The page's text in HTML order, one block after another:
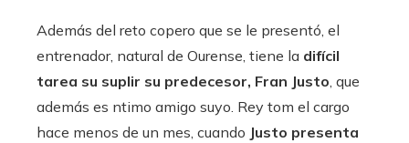
Además del reto copero que se le presentó, el
entrenador, natural de Ourense, tiene la difícil
tarea su suplir su predecesor, Fran Justo, que
además es ntimo amigo suyo. Rey tom el cargo
hace menos de un mes, cuando Justo presenta